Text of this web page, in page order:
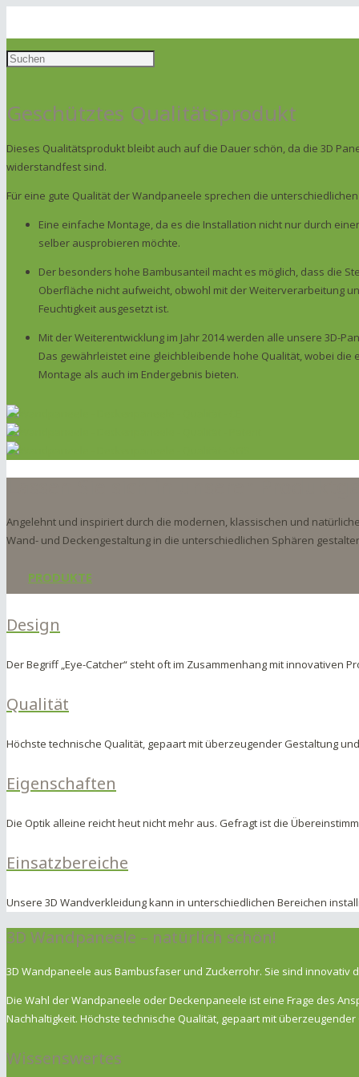
Geschütztes Qualitätsprodukt
Dieses Qualitätsprodukt bleibt auch auf die Dauer schön, da die 3D
widerstandfest sind.
Für eine gute Qualität der Wandpaneele sprechen die
Eine einfache Montage, da es die Installation nicht nur durch
selber ausprobieren möchte.
Der besonders hohe Bambusanteil macht es möglich, dass die
Oberfläche nicht aufweicht, obwohl mit der Weiterverarbeitung
Feuchtigkeit ausgesetzt ist.
Mit der Weiterentwicklung im Jahr 2014 werden alle unsere 3D-
Das gewährleistet eine gleichbleibende hohe Qualität, wobei
Montage als auch im Endergebnis bieten.
Lassen Sie sich in unserer
Angelehnt und inspiriert durch die modernen, klassischen und
Wand- und Deckengestaltung in die unterschiedlichen Sphären
PRODUKTE
Design
Der Begriff „Eye-Catcher“ steht oft im Zusammenhang mit innovativen
Qualität
Höchste technische Qualität, gepaart mit überzeugender Gestaltung
Eigenschaften
Die Optik alleine reicht heut nicht mehr aus. Gefragt ist die
Einsatzbereiche
Unsere 3D Wandverkleidung kann in unterschiedlichen Bereichen
3D Wandpaneele – natürlich schön!
3D Wandpaneele aus Bambusfaser und Zuckerrohr. Sie sind
Die Wahl der Wandpaneele oder Deckenpaneele ist eine Frage des
Nachhaltigkeit. Höchste technische Qualität, gepaart mit
Wissenswertes